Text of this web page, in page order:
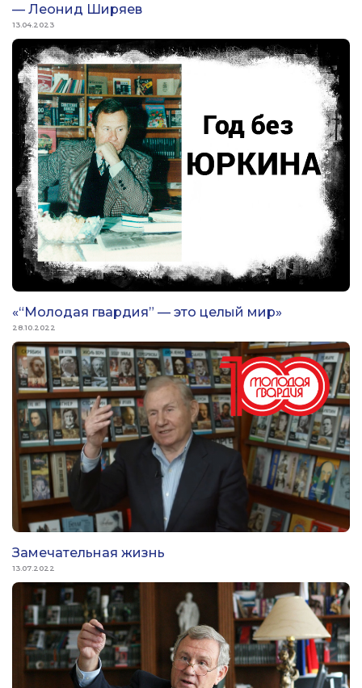
— Леонид Ширяев
13.04.2023
«“Молодая гвардия” — это целый мир»
28.10.2022
Замечательная жизнь
13.07.2022